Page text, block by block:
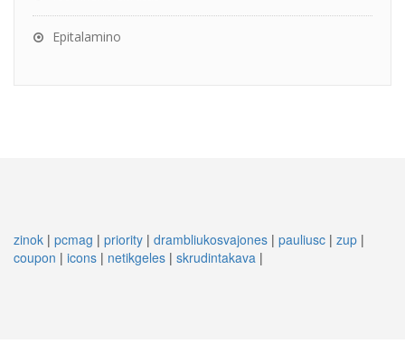
Epitalamino
zinok | pcmag | priority | drambliukosvajones | pauliusc | zup |
coupon | icons | netikgeles | skrudintakava |